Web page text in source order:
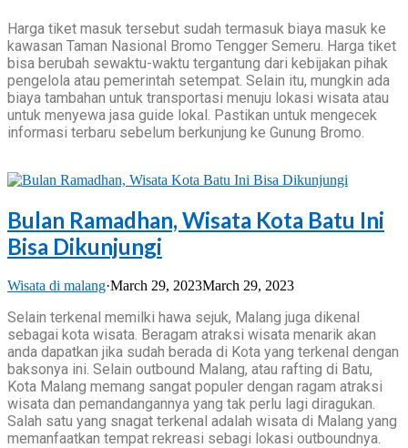
Harga tiket masuk tersebut sudah termasuk biaya masuk ke
kawasan Taman Nasional Bromo Tengger Semeru. Harga tiket
bisa berubah sewaktu-waktu tergantung dari kebijakan pihak
pengelola atau pemerintah setempat. Selain itu, mungkin ada
biaya tambahan untuk transportasi menuju lokasi wisata atau
untuk menyewa jasa guide lokal. Pastikan untuk mengecek
informasi terbaru sebelum berkunjung ke Gunung Bromo.
Bulan Ramadhan, Wisata Kota Batu Ini
Bisa Dikunjungi
Wisata di malang·March 29, 2023March 29, 2023
Selain terkenal memilki hawa sejuk, Malang juga dikenal
sebagai kota wisata. Beragam atraksi wisata menarik akan
anda dapatkan jika sudah berada di Kota yang terkenal dengan
baksonya ini. Selain outbound Malang, atau rafting di Batu,
Kota Malang memang sangat populer dengan ragam atraksi
wisata dan pemandangannya yang tak perlu lagi diragukan.
Salah satu yang snagat terkenal adalah wisata di Malang yang
memanfaatkan tempat rekreasi sebagi lokasi outboundnya.